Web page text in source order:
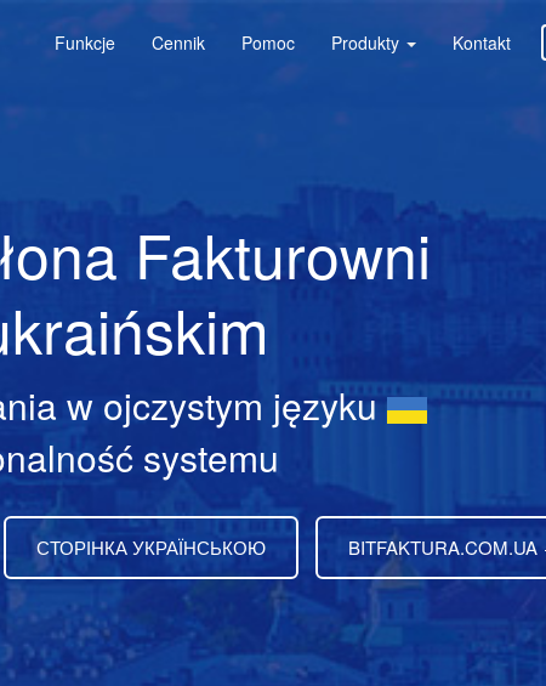
Funkcje Cennik Pomoc Produkty Kontakt
Fakturowni
w ojczystym języku
systemu
СТОРІНКА УКРАЇНСЬКОЮ